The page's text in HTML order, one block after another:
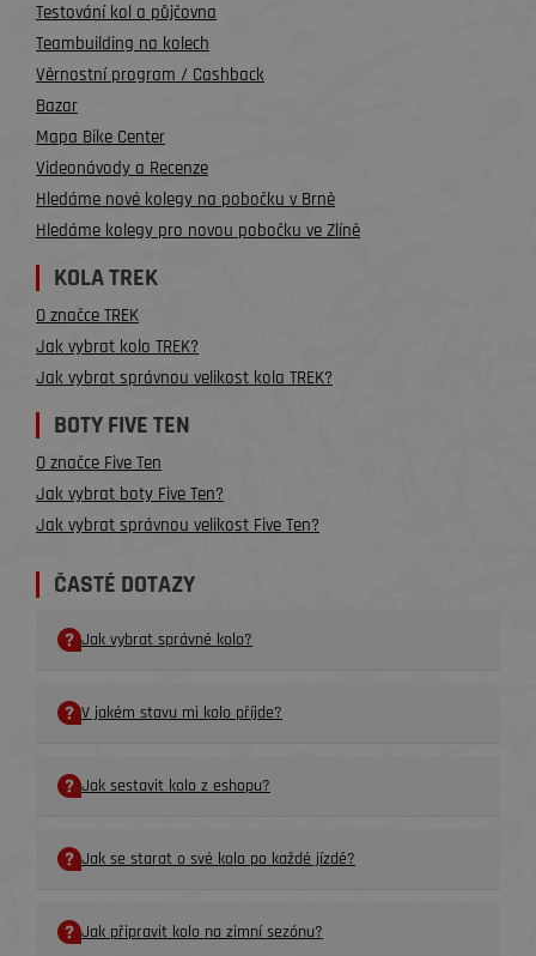
Testování kol a půjčovna
Teambuilding na kolech
Věrnostní program / Cashback
Bazar
Mapa Bike Center
Videonávody a Recenze
Hledáme nové kolegy na pobočku v Brně
Hledáme kolegy pro novou pobočku ve Zlíně
KOLA TREK
O značce TREK
Jak vybrat kolo TREK?
Jak vybrat správnou velikost kola TREK?
BOTY FIVE TEN
O značce Five Ten
Jak vybrat boty Five Ten?
Jak vybrat správnou velikost Five Ten?
ČASTÉ DOTAZY
Jak vybrat správné kolo?
V jakém stavu mi kolo příjde?
Jak sestavit kolo z eshopu?
Jak se starat o své kolo po každé jízdě?
Jak připravit kolo na zimní sezónu?